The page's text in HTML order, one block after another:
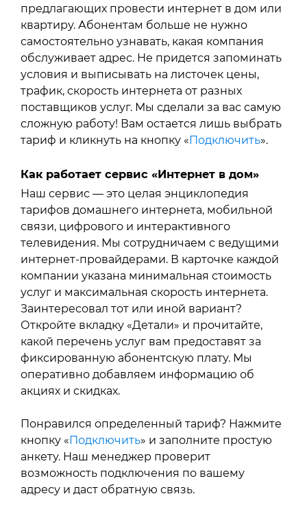
предлагающих провести интернет в дом или
квартиру. Абонентам больше не нужно
самостоятельно узнавать, какая компания
обслуживает адрес. Не придется запоминать
условия и выписывать на листочек цены,
трафик, скорость интернета от разных
поставщиков услуг. Мы сделали за вас самую
сложную работу! Вам остается лишь выбрать
тариф и кликнуть на кнопку « Подключить».
Как работает сервис «Интернет в дом»
Наш сервис — это целая энциклопедия
тарифов домашнего интернета, мобильной
связи, цифрового и интерактивного
телевидения. Мы сотрудничаем с ведущими
интернет-провайдерами. В карточке каждой
компании указана минимальная стоимость
услуг и максимальная скорость интернета.
Заинтересовал тот или иной вариант?
Откройте вкладку «Детали» и прочитайте,
какой перечень услуг вам предоставят за
фиксированную абонентскую плату. Мы
оперативно добавляем информацию об
акциях и скидках.
Понравился определенный тариф? Нажмите
кнопку « Подключить» и заполните простую
анкету. Наш менеджер проверит
возможность подключения по вашему
адресу и даст обратную связь.